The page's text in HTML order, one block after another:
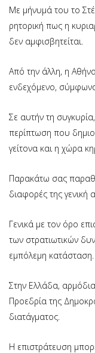
Με μήνυμά του το
ρητορική πως η
δεν αμφισβητείται.
Από την άλλη, η
ενδεχόμενο,
Σε αυτήν τη συγκυρία,
περίπτωση που
γείτονα και η χώρα
Παρακάτω σας
διαφορές της γενική
Γενικά με τον όρο
των στρατιωτικών
εμπόλεμη κατάσταση.
Στην Ελλάδα,
Προεδρία της
διατάγματος.
Η επιστράτευση